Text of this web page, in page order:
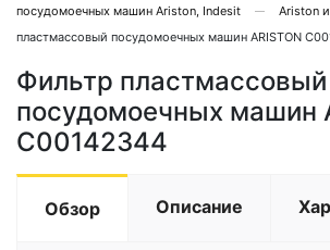
посудомоечных машин Ariston, Indesit
Ariston
пластмассовый посудомоечных машин ARISTON
Фильтр пластмассовый
посудомоечных машин
C00142344
Обзор Описание